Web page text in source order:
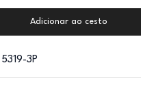
Adicionar ao cesto
5319-3P